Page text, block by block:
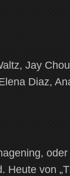
Jay
Diaz,
von